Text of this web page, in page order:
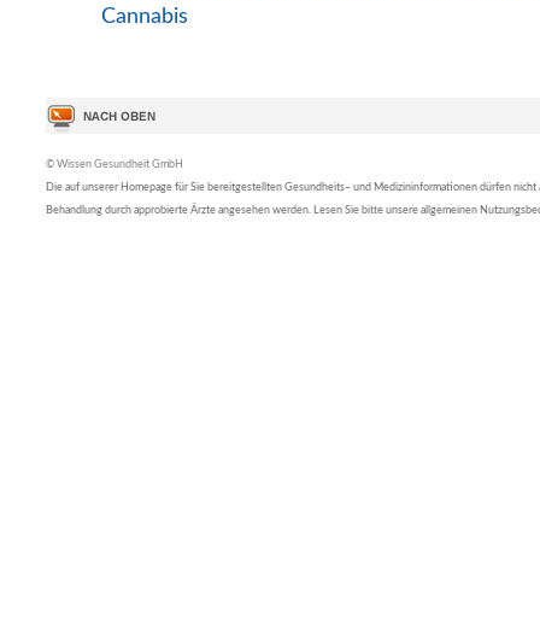
Cannabis
© Wissen Gesundheit GmbH
Die auf unserer Homepage für Sie bereitgestellten Gesundheits– und Medizininformationen dürfen nicht
Behandlung durch approbierte Ärzte angesehen werden. Lesen Sie bitte unsere allgemeinen